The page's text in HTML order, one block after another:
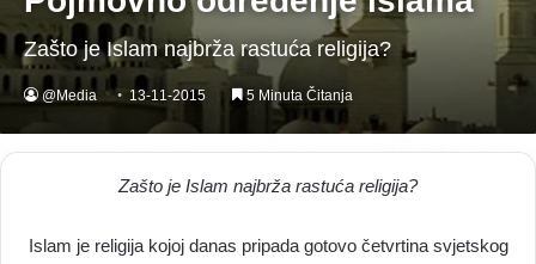
Zašto je Islam najbrža rastuća religija?
@Media 13-11-2015 5 Minuta Čitanja
Zašto je Islam najbrža rastuća religija?
Islam je religija kojoj danas pripada gotovo četvrtina svjetskog